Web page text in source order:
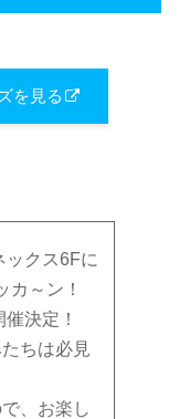
を見る
ックス6Fに
カ～ン！
決定！
ちは必見
、お楽し